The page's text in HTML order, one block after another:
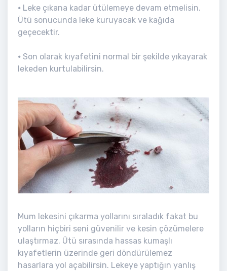
⦁ Leke çıkana kadar ütülemeye devam etmelisin.
Ütü sonucunda leke kuruyacak ve kağıda
geçecektir.
⦁ Son olarak kıyafetini normal bir şekilde yıkayarak
lekeden kurtulabilirsin.
Mum lekesini çıkarma yollarını sıraladık fakat bu
yolların hiçbiri seni güvenilir ve kesin çözümelere
ulaştırmaz. Ütü sırasında hassas kumaşlı
kıyafetlerin üzerinde geri döndürülemez
hasarlara yol açabilirsin. Lekeye yaptığın yanlış